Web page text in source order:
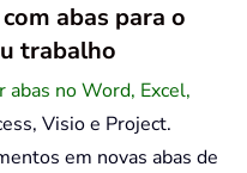
abas para o
trabalho
no Word, Excel,
Visio e Project.
em novas abas de